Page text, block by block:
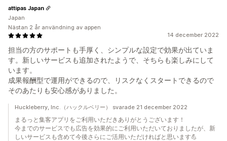
14 december 2022
担当の方のサポートも手厚く、シンプルな設定で効果が出ていま
す。新しいサービスも追加されたようで、そちらも楽しみにして
います。
成果報酬型で運用ができるので、リスクなくスタートできるので
そのあたりも安心感がありました。
attipas Japan
Japan
Nästan 2 år användning av appen
Huckleberry, Inc.（ハックルベリー） svarade 21 december 2022
まるっと集客アプリをご利用いただきありがとうございます！
今までのサービスでも広告を効果的にご利用いただいておりましたが、新
しいサービスも含めて今後さらにご活用いただければと思います💪